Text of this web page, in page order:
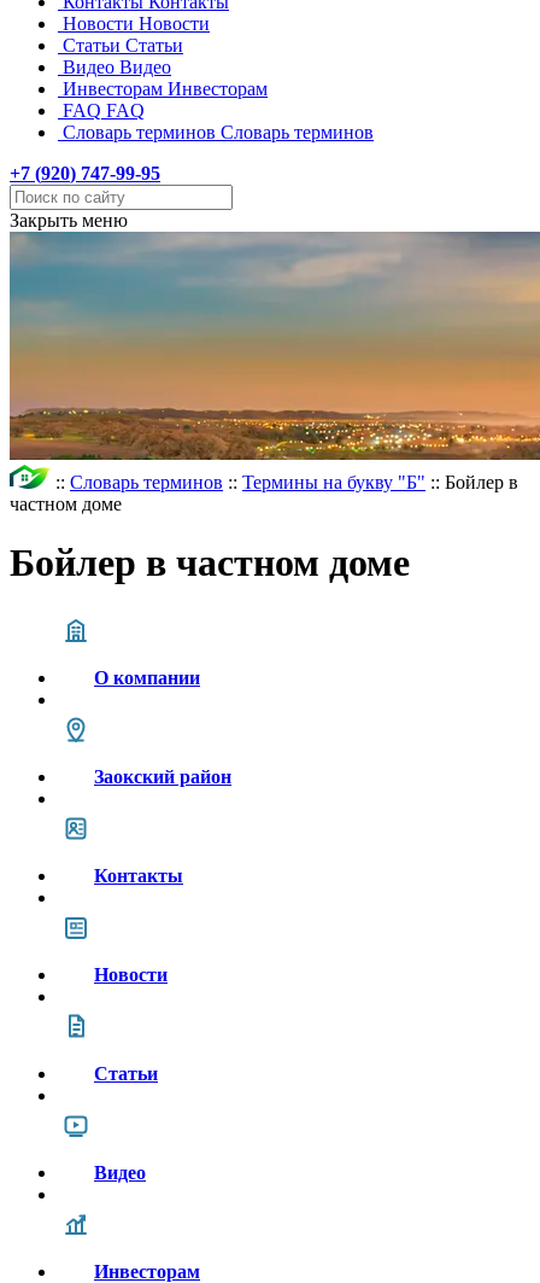
Новости Новости
Статьи Статьи
Видео Видео
Инвесторам Инвесторам
FAQ FAQ
Словарь терминов Словарь терминов
+7 (920) 747-99-95
Закрыть меню
:: Словарь терминов :: Термины на букву "Б" :: Бойлер в
частном доме
Бойлер в частном доме
О компании
Заокский район
Контакты
Новости
Статьи
Видео
Инвесторам